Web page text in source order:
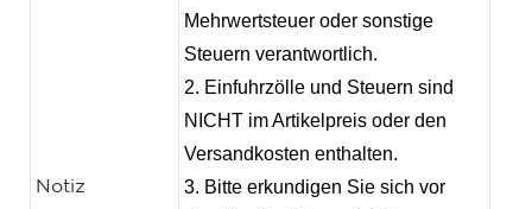
Notiz
Mehrwertsteuer oder sonstige
Steuern verantwortlich.
2. Einfuhrzölle und Steuern sind
NICHT im Artikelpreis oder den
Versandkosten enthalten.
3. Bitte erkundigen Sie sich vor